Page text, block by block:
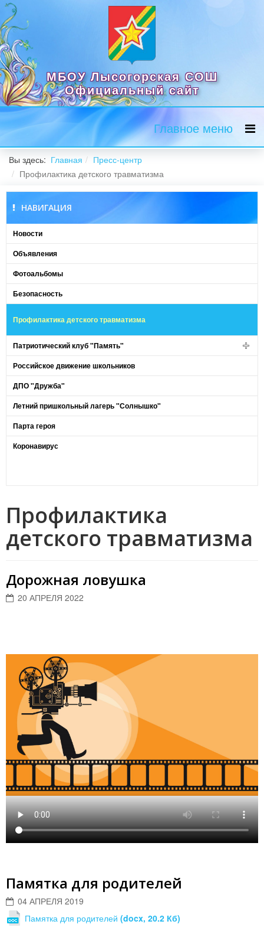
МБОУ Лысогорская СОШ
Официальный сайт
Главное меню
Вы здесь: Главная
Пресс-центр
Профилактика детского травматизма
НАВИГАЦИЯ
Новости
Объявления
Фотоальбомы
Безопасность
Профилактика детского травматизма
Патриотический клуб "Память"
Российское движение школьников
ДПО "Дружба"
Летний пришкольный лагерь "Солнышко"
Парта героя
Коронавирус
Профилактика
детского травматизма
Дорожная ловушка
20 АПРЕЛЯ 2022
Памятка для родителей
04 АПРЕЛЯ 2019
Памятка для родителей (docx, 20.2 Кб)